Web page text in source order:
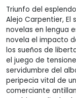
Triunfo del
Alejo Carpentier, El
novelas en lengua
novela el impacto
los sueños de
el juego de
servidumbre del
peripecia vital de
comerciante